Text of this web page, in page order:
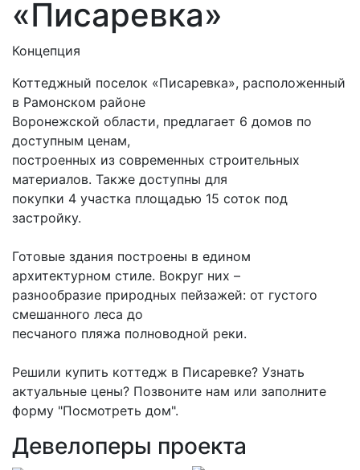
«Писаревка»
Концепция
Коттеджный поселок «Писаревка», расположенный
в Рамонском районе
Воронежской области, предлагает 6 домов по
доступным ценам,
построенных из современных строительных
материалов. Также доступны для
покупки 4 участка площадью 15 соток под
застройку.
Готовые здания построены в едином
архитектурном стиле. Вокруг них –
разнообразие природных пейзажей: от густого
смешанного леса до
песчаного пляжа полноводной реки.
Решили купить коттедж в Писаревке? Узнать
актуальные цены? Позвоните нам или заполните
форму "Посмотреть дом".
Девелоперы проекта